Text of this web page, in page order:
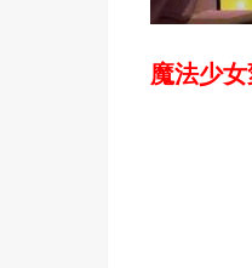
魔法少